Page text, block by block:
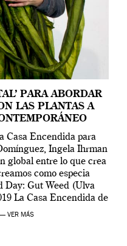
PARA ABORDAR
LAS PLANTAS A
Casa Encendida para
Ingela Ihrman
global entre lo que crea
como especia
Day: Gut Weed (Ulva
La Casa Encendida de
[…]
— VER MÁS